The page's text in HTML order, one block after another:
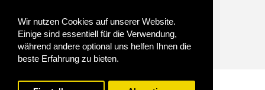
Wir nutzen Cookies auf unserer Website.
Einige sind essentiell für die Verwendung,
während andere optional uns helfen Ihnen die
beste Erfahrung zu bieten.
Auftragshistorie
Wunschzettel
Newsletter